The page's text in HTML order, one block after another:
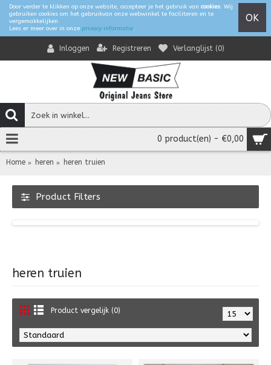
Door verder te klikken op onze website, accepteer je het gebruik van cookies. Wij
gebruiken cookies om het gebruikvan onze webwinkel te faciliteren en te
vergemakkelijken.
Lees er meer over in onze privacy informatie.
OK
Inloggen Registreren Verlanglijst (0)
0 product(en) - €0,00
Home heren heren truien
Product Filters
heren truien
Product vergelijk (0)